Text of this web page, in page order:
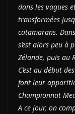
dans les vagues
transformées
catamarans.
s’est alors peu à
Zélande, puis au
C’est au début
font leur
Championnat
A ce jour, on